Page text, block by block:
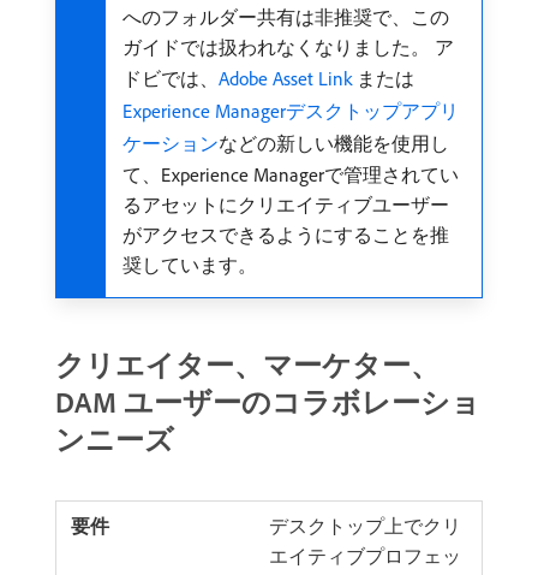
へのフォルダー共有は非推奨で、この
ガイドでは扱われなくなりました。 ア
ドビでは、 Adobe Asset Linkまたは
Experience Managerデスクトップアプリ
ケーションなどの新しい機能を使用し
て、Experience Managerで管理されてい
るアセットにクリエイティブユーザー
がアクセスできるようにすることを推
奨しています。
クリエイター、マーケター、
DAM ユーザーのコラボレーショ
ンニーズ
デスクトップ上でクリ
エイティブプロフェッ